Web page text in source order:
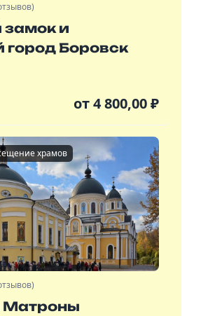
и
город Боровск
от4 800,00₽
храмов
Матроны